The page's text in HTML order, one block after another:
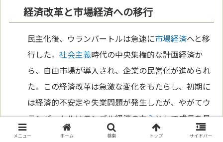
経済改革と市場経済への移行
民主化後、ウランバートルは急速に市場経済へと移
行した。社会主義時代の中央集権的な計画経済か
ら、自由市場が導入され、企業の民営化が進められ
た。この経済改革は急激な変化をもたらし、初期に
は経済的不安定や失業問題が発生したが、やがてウ
ランバートルはモンゴル経済の中心として成長を見
せ始めた。外
からの投資も増え、新しいビジネス
メニュー ホーム 検索 トップ サイドバー